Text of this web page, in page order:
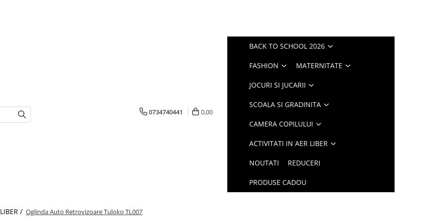
0734740441 0,00
BACK TO SCHOOL 2026
FASHION MATERNITATE
JOCURI SI JUCARII
SCOALA SI GRADINITA
CAMERA COPILULUI
ACTIVITATI IN AER LIBER
NOUTATI REDUCERI
PRODUSE CADOU
/ Oglinda Auto Retrovizoare Tuloko TL007